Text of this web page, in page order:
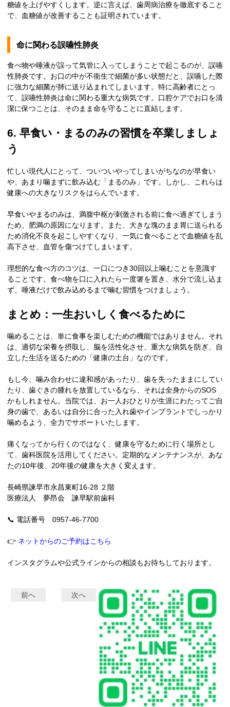
糖値を上げやすくします。逆に言えば、歯周病治療を徹底すること
で、血糖値が改善することも証明されています。
命に関わる誤嚥性肺炎
食べ物や唾液が誤って気管に入ってしまうことで起こるのが、誤嚥
性肺炎です。お口の中が不衛生で細菌が多い状態だと、誤嚥した際
に強力な細菌が肺に送り込まれてしまいます。特に高齢者にとっ
て、誤嚥性肺炎は命に関わる重大な病気です。口腔ケアでお口を清
潔に保つことは、そのまま命を守ることに直結します。
6. 早食い・まるのみの習慣を卒業しましょ
う
忙しい現代人にとって、ついついやってしまいがちなのが早食い
や、あまり噛まずに飲み込む「まるのみ」です。しかし、これらは
健康への大きなリスクをはらんでいます。
早食いやまるのみは、満腹中枢が刺激される前に食べ過ぎてしまう
ため、肥満の原因になります。また、大きな塊のまま胃に送られる
ため消化不良を起こしやすくなり、一気に食べることで血糖値を乱
高下させ、血管を傷つけてしまいます。
理想的な食べ方のコツは、一口につき30回以上噛むことを意識す
ることです。食べ物を口に入れたら一度箸を置き、水分で流し込ま
ず、唾液だけで飲み込めるまで噛む習慣をつけましょう。
まとめ：一生おいしく食べるために
噛めることは、単に食事を楽しむための機能ではありません。それ
は、適切な栄養を摂取し、脳を活性化させ、重大な病気を防ぎ、自
立した生活を送るための「健康の土台」なのです。
もし今、噛み合わせに違和感があったり、歯を失ったままにしてい
たり、歯ぐきの腫れを放置しているなら、それは全身からのSOS
かもしれません。当院では、お一人おひとりが生涯にわたってご自
身の歯で、あるいは自分に合った入れ歯やインプラントでしっかり
噛めるよう、全力でサポートいたします。
痛くなってから行くのではなく、健康を守るために行く場所とし
て、歯科医院を活用してください。定期的なメンテナンスが、あな
たの10年後、20年後の健康を大きく変えます。
長崎県諫早市永昌東町16-28 ２階
医療法人 夢昂会 諫早駅前歯科
📞 電話番号 0957-46-7700
👉 ネットからのご予約はこちら
インスタグラムや公式ラインからの相談もお待ちしております。
前へ 次へ